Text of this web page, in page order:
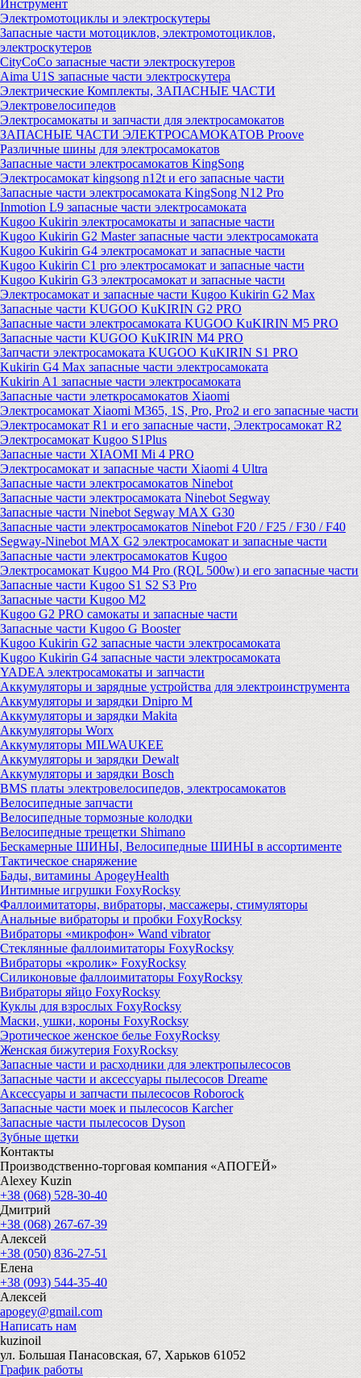
Инструмент
Электромотоциклы и электроскутеры
Запасные части мотоциклов, электромотоциклов,
электроскутеров
CityCoCo запасные части электроскутеров
Aima U1S запасные части электроскутера
Электрические Комплекты, ЗАПАСНЫЕ ЧАСТИ
Электровелосипедов
Электросамокаты и запчасти для электросамокатов
ЗАПАСНЫЕ ЧАСТИ ЭЛЕКТРОСАМОКАТОВ Proove
Различные шины для электросамокатов
Запасные части электросамокатов KingSong
Электросамокат kingsong n12t и его запасные части
Запасные части электросамоката KingSong N12 Pro
Inmotion L9 запасные части электросамоката
Kugoo Kukirin электросамокаты и запасные части
Kugoo Kukirin G2 Master запасные части электросамоката
Kugoo Kukirin G4 электросамокат и запасные части
Kugoo Kukirin C1 pro электросамокат и запасные части
Kugoo Kukirin G3 электросамокат и запасные части
Электросамокат и запасные части Kugoo Kukirin G2 Max
Запасные части KUGOO KuKIRIN G2 PRO
Запасные части электросамоката KUGOO KuKIRIN M5 PRO
Запасные части KUGOO KuKIRIN M4 PRO
Запчасти электросамоката KUGOO KuKIRIN S1 PRO
Kukirin G4 Max запасные части электросамоката
Kukirin A1 запасные части электросамоката
Запасные части элеткросамокатов Xiaomi
Электросамокат Xiaomi M365, 1S, Pro, Pro2 и его запасные части
Электросамокат R1 и его запасные части, Электросамокат R2
Электросамокат Kugoo S1Plus
Запасные части XIAOMI Mi 4 PRO
Электросамокат и запасные части Xiaomi 4 Ultra
Запасные части электросамокатов Ninebot
Запасные части электросамоката Ninebot Segway
Запасные части Ninebot Segway MAX G30
Запасные части электросамокатов Ninebot F20 / F25 / F30 / F40
Segway-Ninebot MAX G2 электросамокат и запасные части
Запасные части электросамокатов Kugoo
Электросамокат Kugoo M4 Pro (RQL 500w) и его запасные части
Запасные части Kugoo S1 S2 S3 Pro
Запасные части Kugoo M2
Kugoo G2 PRO самокаты и запасные части
Запасные части Kugoo G Booster
Kugoo Kukirin G2 запасные части электросамоката
Kugoo Kukirin G4 запасные части электросамоката
YADEA электросамокаты и запчасти
Аккумуляторы и зарядные устройства для электроинструмента
Аккумуляторы и зарядки Dnipro M
Аккумуляторы и зарядки Makita
Аккумуляторы Worx
Аккумуляторы MILWAUKEE
Аккумуляторы и зарядки Dewalt
Аккумуляторы и зарядки Bosch
BMS платы электровелосипедов, электросамокатов
Велосипедные запчасти
Велосипедные тормозные колодки
Велосипедные трещетки Shimano
Бескамерные ШИНЫ, Велосипедные ШИНЫ в ассортименте
Тактическое снаряжение
Бады, витамины ApogeyHealth
Интимные игрушки FoxyRocksy
Фаллоимитаторы, вибраторы, массажеры, стимуляторы
Анальные вибраторы и пробки FoxyRocksy
Вибраторы «микрофон» Wand vibrator
Стеклянные фаллоимитаторы FoxyRocksy
Вибраторы «кролик» FoxyRocksy
Силиконовые фаллоимитаторы FoxyRocksy
Вибраторы яйцо FoxyRocksy
Куклы для взрослых FoxyRocksy
Маски, ушки, короны FoxyRocksy
Эротическое женское белье FoxyRocksy
Женская бижутерия FoxyRocksy
Запасные части и расходники для электропылесосов
Запасные части и аксессуары пылесосов Dreame
Аксессуары и запчасти пылесосов Roborock
Запасные части моек и пылесосов Karcher
Запасные части пылесосов Dyson
Зубные щетки
Контакты
Производственно-торговая компания «АПОГЕЙ»
Alexey Kuzin
+38 (068) 528-30-40
Дмитрий
+38 (068) 267-67-39
Алексей
+38 (050) 836-27-51
Елена
+38 (093) 544-35-40
Алексей
apogey@gmail.com
Написать нам
kuzinoil
ул. Большая Панасовская, 67, Харьков 61052
График работы